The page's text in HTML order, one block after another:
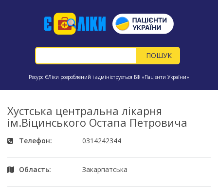
Ресурс ЄЛіки розроблений і адмініструється БФ «Пацієнти України»
Хустська центральна лікарня
ім.Віцинського Остапа Петровича
Телефон: 0314242344
Область: Закарпатська